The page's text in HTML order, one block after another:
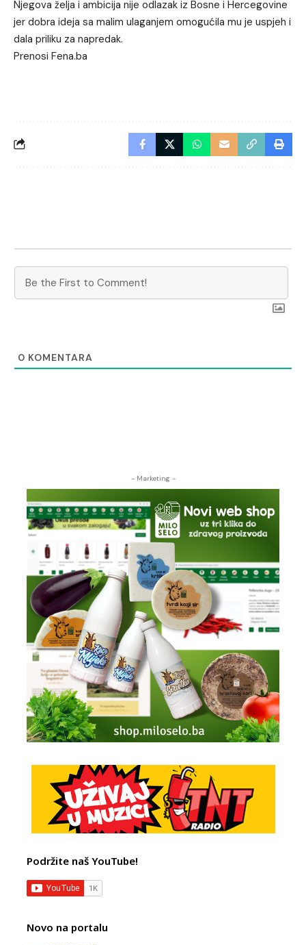
Njegova želja i ambicija nije odlazak iz Bosne i Hercegovine
jer dobra ideja sa malim ulaganjem omogućila mu je uspjeh i
dala priliku za napredak.
Prenosi Fena.ba
0 KOMENTARA
- Marketing -
Podržite naš YouTube!
Novo na portalu